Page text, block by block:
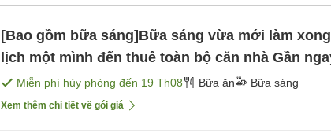
[Bao gồm bữa sáng]Bữa sáng vừa mới làm xong Từ du
lịch một mình đến thuê toàn bộ căn nhà Gần ngay vạch
[Bữa sáng]
Miễn phí hủy phòng đến 19 Th08 Bữa ăn Bữa sáng
Xem thêm chi tiết về gói giá